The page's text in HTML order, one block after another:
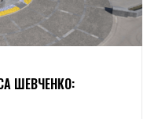
ШЕВЧЕНКО: